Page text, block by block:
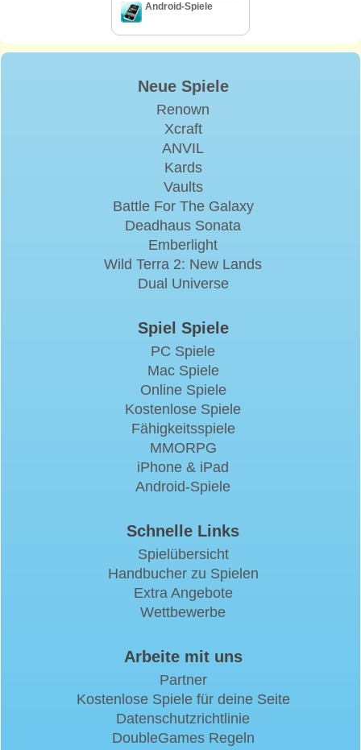
Android-Spiele
Neue Spiele
Renown
Xcraft
ANVIL
Kards
Vaults
Battle For The Galaxy
Deadhaus Sonata
Emberlight
Wild Terra 2: New Lands
Dual Universe
Spiel Spiele
PC Spiele
Mac Spiele
Online Spiele
Kostenlose Spiele
Fähigkeitsspiele
MMORPG
iPhone & iPad
Android-Spiele
Schnelle Links
Spielübersicht
Handbucher zu Spielen
Extra Angebote
Wettbewerbe
Arbeite mit uns
Partner
Kostenlose Spiele für deine Seite
Datenschutzrichtlinie
DoubleGames Regeln